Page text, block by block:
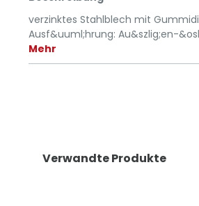
verzinktes Stahlblech mit
Ausf&uuml;hrung: Au&szlig;en-
Mehr
Verwandte Produkte